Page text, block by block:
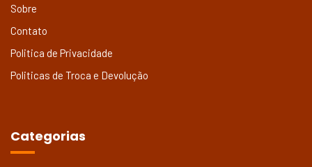
Sobre
Contato
Politica de Privacidade
Politicas de Troca e Devolução
Categorias